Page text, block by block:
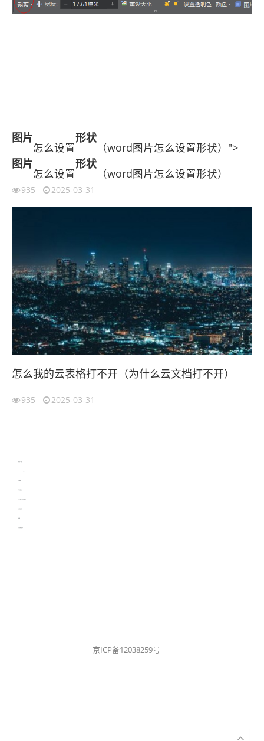
图片
怎么设置
形状
（word图片怎么设置形状）">
图片
怎么设置
形状
（word图片怎么设置形状）
935 2025-03-31
怎么我的云表格打不开（为什么云文档打不开）
935 2025-03-31
京ICP备12038259号